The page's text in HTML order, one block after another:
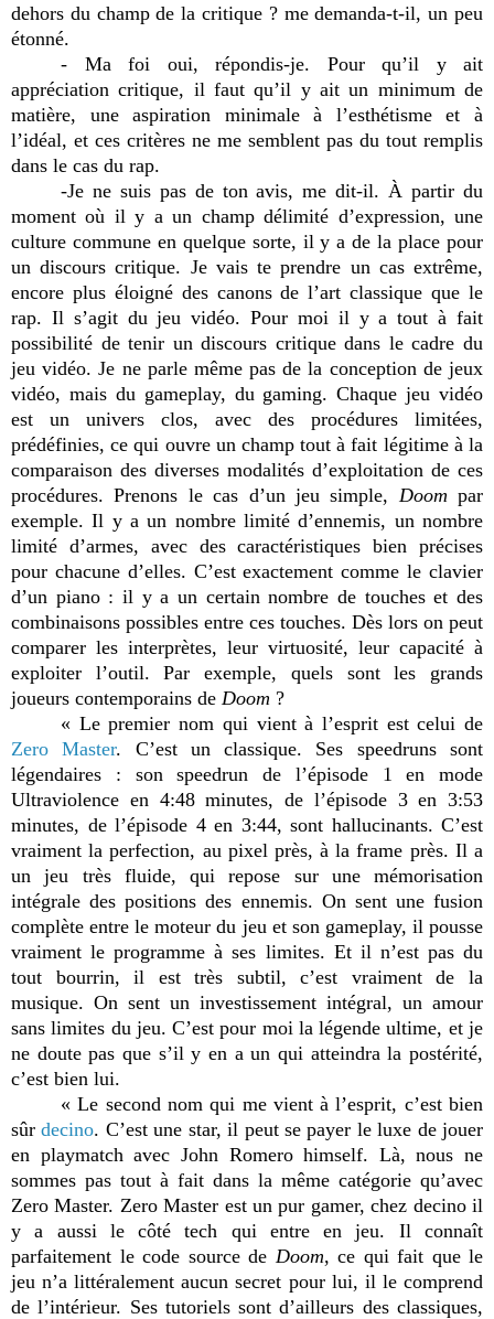
dehors du champ de la critique ? me demanda-t-il, un peu
étonné.
- Ma foi oui, répondis-je. Pour qu’il y ait
appréciation critique, il faut qu’il y ait un minimum de
matière, une aspiration minimale à l’esthétisme et à
l’idéal, et ces critères ne me semblent pas du tout remplis
dans le cas du rap.
-Je ne suis pas de ton avis, me dit-il. À partir du
moment où il y a un champ délimité d’expression, une
culture commune en quelque sorte, il y a de la place pour
un discours critique. Je vais te prendre un cas extrême,
encore plus éloigné des canons de l’art classique que le
rap. Il s’agit du jeu vidéo. Pour moi il y a tout à fait
possibilité de tenir un discours critique dans le cadre du
jeu vidéo. Je ne parle même pas de la conception de jeux
vidéo, mais du gameplay, du gaming. Chaque jeu vidéo
est un univers clos, avec des procédures limitées,
prédéfinies, ce qui ouvre un champ tout à fait légitime à la
comparaison des diverses modalités d’exploitation de ces
procédures. Prenons le cas d’un jeu simple, Doom par
exemple. Il y a un nombre limité d’ennemis, un nombre
limité d’armes, avec des caractéristiques bien précises
pour chacune d’elles. C’est exactement comme le clavier
d’un piano : il y a un certain nombre de touches et des
combinaisons possibles entre ces touches. Dès lors on peut
comparer les interprètes, leur virtuosité, leur capacité à
exploiter l’outil. Par exemple, quels sont les grands
joueurs contemporains de Doom ?
« Le premier nom qui vient à l’esprit est celui de
Zero Master. C’est un classique. Ses speedruns sont
légendaires : son speedrun de l’épisode 1 en mode
Ultraviolence en 4:48 minutes, de l’épisode 3 en 3:53
minutes, de l’épisode 4 en 3:44, sont hallucinants. C’est
vraiment la perfection, au pixel près, à la frame près. Il a
un jeu très fluide, qui repose sur une mémorisation
intégrale des positions des ennemis. On sent une fusion
complète entre le moteur du jeu et son gameplay, il pousse
vraiment le programme à ses limites. Et il n’est pas du
tout bourrin, il est très subtil, c’est vraiment de la
musique. On sent un investissement intégral, un amour
sans limites du jeu. C’est pour moi la légende ultime, et je
ne doute pas que s’il y en a un qui atteindra la postérité,
c’est bien lui.
« Le second nom qui me vient à l’esprit, c’est bien
sûrdecino. C’est une star, il peut se payer le luxe de jouer
en playmatch avec John Romero himself. Là, nous ne
sommes pas tout à fait dans la même catégorie qu’avec
Zero Master. Zero Master est un pur gamer, chez decino il
y a aussi le côté tech qui entre en jeu. Il connaît
parfaitement le code source de Doom, ce qui fait que le
jeu n’a littéralement aucun secret pour lui, il le comprend
de l’intérieur. Ses tutoriels sont d’ailleurs des classiques,